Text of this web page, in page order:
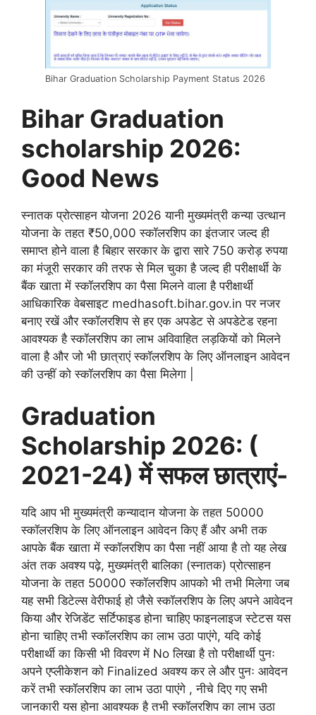
Bihar Graduation Scholarship Payment Status 2026
Bihar Graduation
scholarship 2026:
Good News
स्नातक प्रोत्साहन योजना 2026 यानी मुख्यमंत्री कन्या उत्थान
योजना के तहत ₹50,000 स्कॉलरशिप का इंतजार जल्द ही
समाप्त होने वाला है बिहार सरकार के द्वारा सारे 750 करोड़ रुपया
का मंजूरी सरकार की तरफ से मिल चुका है जल्द ही परीक्षार्थी के
बैंक खाता में स्कॉलरशिप का पैसा मिलने वाला है परीक्षार्थी
आधिकारिक वेबसाइट medhasoft.bihar.gov.in पर नजर
बनाए रखें और स्कॉलरशिप से हर एक अपडेट से अपडेटेड रहना
आवश्यक है स्कॉलरशिप का लाभ अविवाहित लड़कियों को मिलने
वाला है और जो भी छात्राएं स्कॉलरशिप के लिए ऑनलाइन आवेदन
की उन्हीं को स्कॉलरशिप का पैसा मिलेगा |
Graduation
Scholarship 2026: (
2021-24) में सफल छात्राएं-
यदि आप भी मुख्यमंत्री कन्यादान योजना के तहत 50000
स्कॉलरशिप के लिए ऑनलाइन आवेदन किए हैं और अभी तक
आपके बैंक खाता में स्कॉलरशिप का पैसा नहीं आया है तो यह लेख
अंत तक अवश्य पढ़े, मुख्यमंत्री बालिका (स्नातक) प्रोत्साहन
योजना के तहत 50000 स्कॉलरशिप आपको भी तभी मिलेगा जब
यह सभी डिटेल्स वेरीफाई हो जैसे स्कॉलरशिप के लिए अपने आवेदन
किया और रेजिडेंट सर्टिफाइड होना चाहिए फाइनलाइज स्टेटस यस
होना चाहिए तभी स्कॉलरशिप का लाभ उठा पाएंगे, यदि कोई
परीक्षार्थी का किसी भी विवरण में No लिखा है तो परीक्षार्थी पुनः
अपने एप्लीकेशन को Finalized अवश्य कर ले और पुनः आवेदन
करें तभी स्कॉलरशिप का लाभ उठा पाएंगे , नीचे दिए गए सभी
जानकारी यस होना आवश्यक है तभी स्कॉलरशिप का लाभ उठा